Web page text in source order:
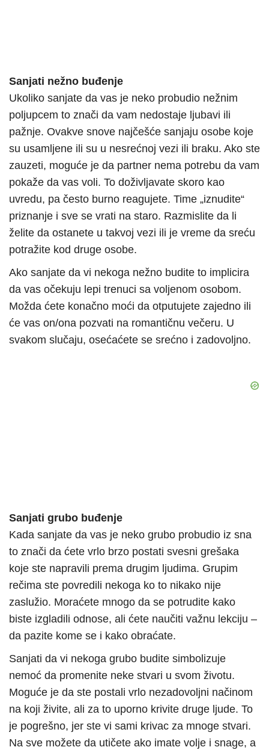
Sanjati nežno buđenje
Ukoliko sanjate da vas je neko probudio nežnim
poljupcem to znači da vam nedostaje ljubavi ili
pažnje. Ovakve snove najčešće sanjaju osobe koje
su usamljene ili su u nesrećnoj vezi ili braku. Ako ste
zauzeti, moguće je da partner nema potrebu da vam
pokaže da vas voli. To doživljavate skoro kao
uvredu, pa često burno reagujete. Time „iznudite“
priznanje i sve se vrati na staro. Razmislite da li
želite da ostanete u takvoj vezi ili je vreme da sreću
potražite kod druge osobe.
Ako sanjate da vi nekoga nežno budite to implicira
da vas očekuju lepi trenuci sa voljenom osobom.
Možda ćete konačno moći da otputujete zajedno ili
će vas on/ona pozvati na romantičnu večeru. U
svakom slučaju, osećaćete se srećno i zadovoljno.
Sanjati grubo buđenje
Kada sanjate da vas je neko grubo probudio iz sna
to znači da ćete vrlo brzo postati svesni grešaka
koje ste napravili prema drugim ljudima. Grupim
rečima ste povredili nekoga ko to nikako nije
zaslužio. Moraćete mnogo da se potrudite kako
biste izgladili odnose, ali ćete naučiti važnu lekciju –
da pazite kome se i kako obraćate.
Sanjati da vi nekoga grubo budite simbolizuje
nemoć da promenite neke stvari u svom životu.
Moguće je da ste postali vrlo nezadovoljni načinom
na koji živite, ali za to uporno krivite druge ljude. To
je pogrešno, jer ste vi sami krivac za mnoge stvari.
Na sve možete da utičete ako imate volje i snage, a